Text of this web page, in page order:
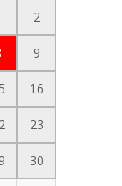
2
9
16
23
30